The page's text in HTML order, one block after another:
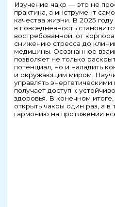
Изучение чакр — это не
практика, а инструмент
качества жизни. В 2025
в повседневность
востребованной: от
снижению стресса до
медицины. Осознанное
позволяет не только
потенциал, но и наладить
и окружающим миром.
управлять
получает доступ к
здоровья. В конечном
открыть чакры один раз, а в
гармонию на протяжении